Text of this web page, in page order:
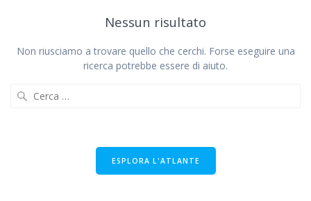
Nessun risultato
Non riusciamo a trovare quello che cerchi. Forse eseguire una
ricerca potrebbe essere di aiuto.
ESPLORA L'ATLANTE